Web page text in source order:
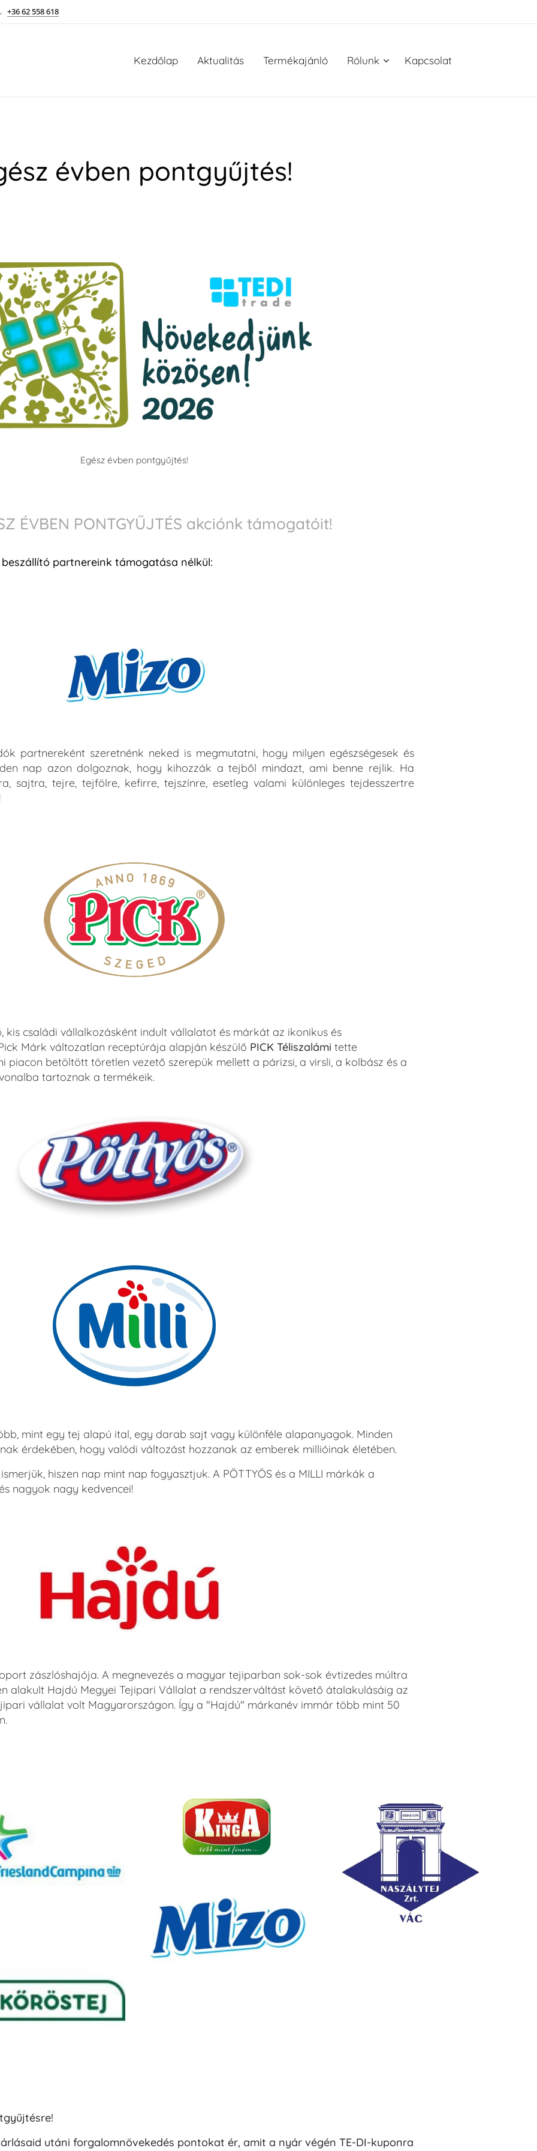
+36 62 558 618
Kezdőlap Aktualitás Termékajánló Rólunk Kapcsolat
évben pontgyűjtés!
Egész évben pontgyűjtés!
ÉVBEN PONTGYŰJTÉS akciónk támogatóit!
partnereink támogatása nélkül:
partnereként szeretnénk neked is megmutatni, hogy milyen egészségesek és
nap azon dolgoznak, hogy kihozzák a tejből mindazt, ami benne rejlik. Ha
sajtra, tejre, tejfölre, kefirre, tejszínre, esetleg valami különleges tejdesszertre
kis családi vállalkozásként indult vállalatot és márkát az ikonikus és
Márk változatlan receptúrája alapján készülő PICK Téliszalámi tette
piacon betöltött töretlen vezető szerepük mellett a párizsi, a virsli, a kolbász és a
tartoznak a termékeik.
mint egy tej alapú ital, egy darab sajt vagy különféle alapanyagok. Minden
érdekében, hogy valódi változást hozzanak az emberek millióinak életében.
hiszen nap mint nap fogyasztjuk. A PÖTTYÖS és a MILLI márkák a
nagyok nagy kedvencei!
zászlóshajója. A megnevezés a magyar tejiparban sok-sok évtizedes múltra
alakult Hajdú Megyei Tejipari Vállalat a rendszerváltást követő átalakulásáig az
vállalat volt Magyarországon. Így a "Hajdú" márkanév immár több mint 50
utáni forgalomnövekedés pontokat ér, amit a nyár végén TE-DI-kuponra